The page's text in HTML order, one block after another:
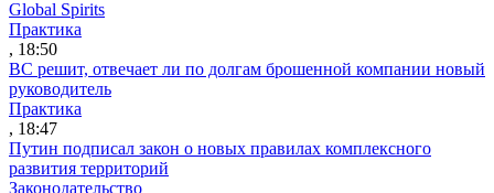
Global Spirits
Практика
, 18:50
ВС решит, отвечает ли по долгам брошенной компании новый
руководитель
Практика
, 18:47
Путин подписал закон о новых правилах комплексного
развития территорий
Законодательство